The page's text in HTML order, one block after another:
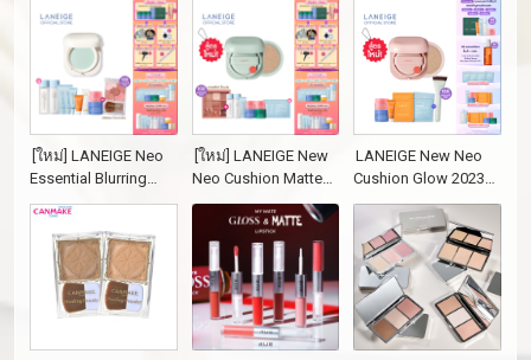
[ใหม่] LANEIGE Neo
Essential Blurring
Finish Powder 7g แป้ง
ฝุ่นเซ็ตเมคอัพ ช่วย
เบลอผิว ปรับผิวเรียบ
เนียน
[ใหม่] LANEIGE New
Neo Cushion Matte
2023 ลาเนจ นีโอ
คุชชั่น สูตรแมตต์ ตลับ
จริง + รีฟิล
LANEIGE New Neo
Cushion Glow 2023
ลาเนจ นีโอ คุชชั่น
สูตรโกลว์ ตลับจริง + รี
ฟิล